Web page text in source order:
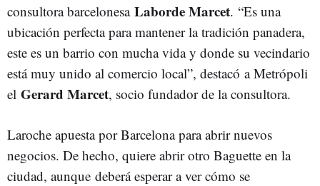
consultora barcelonesa Laborde Marcet. “Es una
ubicación perfecta para mantener la tradición panadera,
este es un barrio con mucha vida y donde su vecindario
está muy unido al comercio local”, destacó a Metrópoli
el Gerard Marcet, socio fundador de la consultora.
Laroche apuesta por Barcelona para abrir nuevos
negocios. De hecho, quiere abrir otro Baguette en la
ciudad, aunque deberá esperar a ver cómo se